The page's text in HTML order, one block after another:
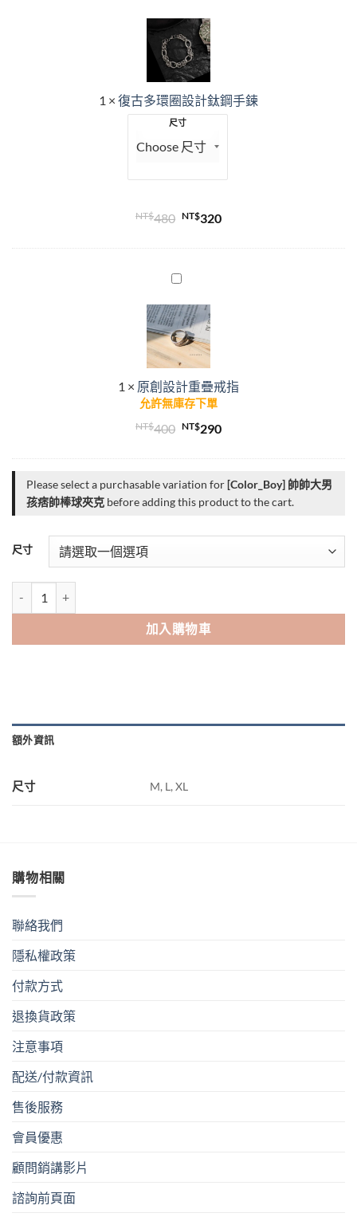
多
環
圈
設
計
鈦
1 × 復古多環圈設計鈦鋼手鍊
尺寸
NT$480 原
格：
NT$320目
原
設
計
重
疊
戒
指
1 × 原創設計重疊戒指
允許無庫存下單
NT$400 原
格：
NT$400。
NT$290目
格：
NT$290。
Please select a purchasable variation for[Color_Boy] 帥帥大男
孩痞帥棒球夾克 before adding this product to the cart.
尺寸
加入購物車
額外資訊
尺寸 M, L, XL
購物相關
聯絡我們
隱私權政策
付款方式
退換貨政策
注意事項
配送/付款資訊
售後服務
會員優惠
顧問銷講影片
諮詢前頁面